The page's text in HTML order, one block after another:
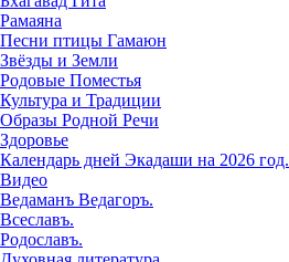
Рамаяна
Песни птицы Гамаюн
Звёзды и Земли
Родовые Поместья
Культура и Традиции
Образы Родной Речи
Здоровье
Календарь дней Экадаши на 2026 год.
Видео
Ведаманъ Ведагоръ.
Всеславъ.
Родославъ.